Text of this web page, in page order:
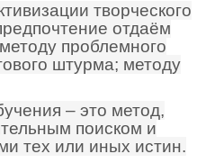
творческого
отдаём
проблемного
штурма; методу
– это метод,
поиском и
тех или иных истин.